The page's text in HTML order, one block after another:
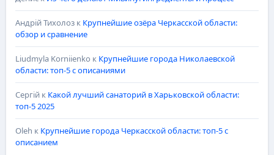
Андрій Тихолозк Крупнейшие озёра Черкасской области:
обзор и сравнение
Liudmyla Korniienko к Крупнейшие города Николаевской
области: топ-5 с описаниями
Сергійк Какой лучший санаторий в Харьковской области:
топ-5 2025
Oleh к Крупнейшие города Черкасской области: топ-5 с
описанием